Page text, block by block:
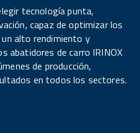
tecnología punta,
capaz de optimizar los
un alto rendimiento y
abatidores de carro IRINOX
de producción,
en todos los sectores.